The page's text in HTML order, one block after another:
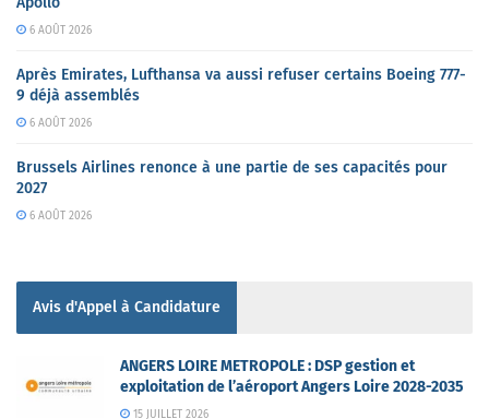
6 AOÛT 2026
Après Emirates, Lufthansa va aussi refuser certains Boeing 777-
9 déjà assemblés
6 AOÛT 2026
Brussels Airlines renonce à une partie de ses capacités pour
2027
6 AOÛT 2026
Avis d'Appel à Candidature
ANGERS LOIRE METROPOLE : DSP gestion et
exploitation de l’aéroport Angers Loire 2028-2035
15 JUILLET 2026